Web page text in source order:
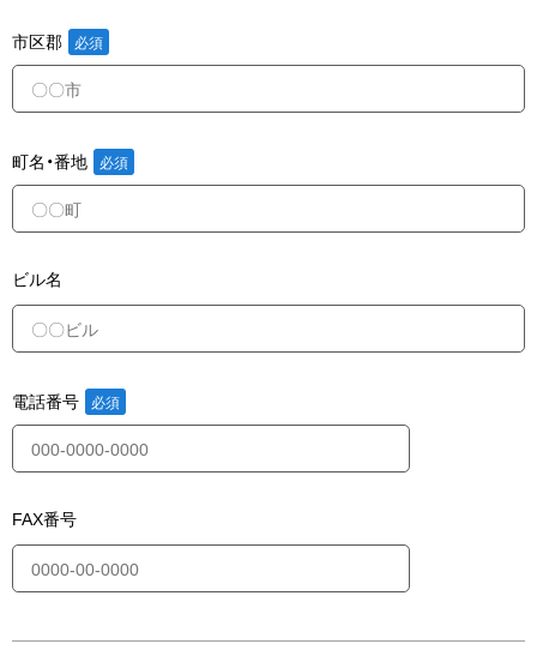
市区郡
町名・番地
ビル名
電話番号
FAX番号